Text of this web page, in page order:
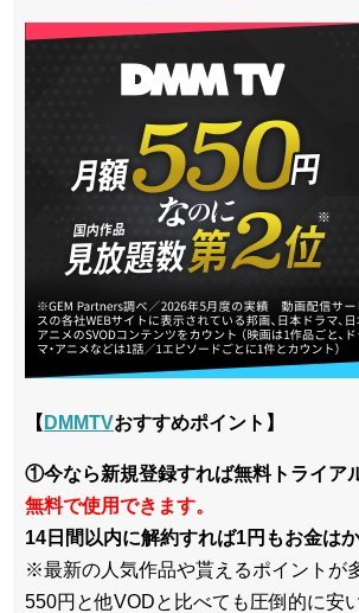
【 DMMTVおすすめポイント】
①今なら新規登録すれば無料トライア
無料で使用できます。
14日間以内に解約すれば1円もお金はか
※最新の人気作品や貰えるポイントが
550円と他VODと比べても圧倒的に安